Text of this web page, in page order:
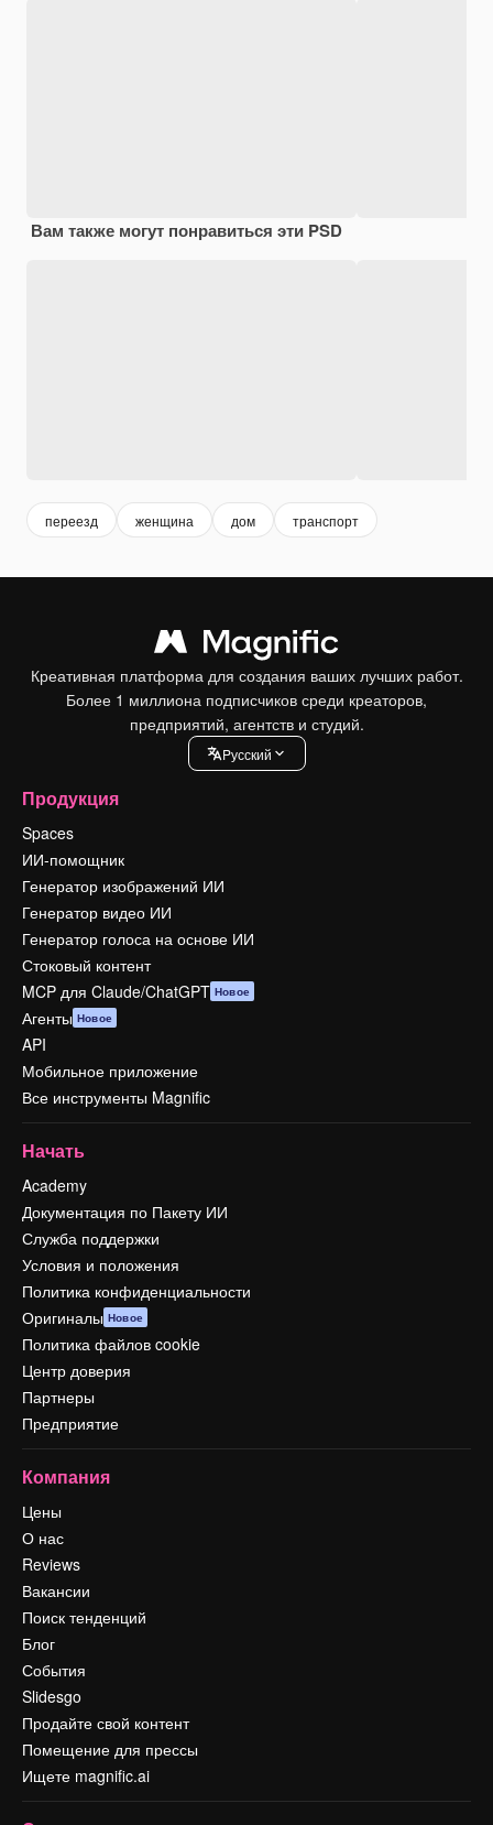
Вам также могут понравиться эти PSD
переезд женщина дом транспорт
Креативная платформа для создания ваших лучших работ.
Более 1 миллиона подписчиков среди креаторов,
предприятий, агентств и студий.
Pусский
Продукция
Spaces
ИИ-помощник
Генератор изображений ИИ
Генератор видео ИИ
Генератор голоса на основе ИИ
Стоковый контент
MCP для Claude/ChatGPT Новое
Агенты Новое
API
Мобильное приложение
Все инструменты Magnific
Начать
Academy
Документация по Пакету ИИ
Служба поддержки
Условия и положения
Политика конфиденциальности
Оригиналы Новое
Политика файлов cookie
Центр доверия
Партнеры
Предприятие
Компания
Цены
О нас
Reviews
Вакансии
Поиск тенденций
Блог
События
Slidesgo
Продайте свой контент
Помещение для прессы
Ищете magnific.ai